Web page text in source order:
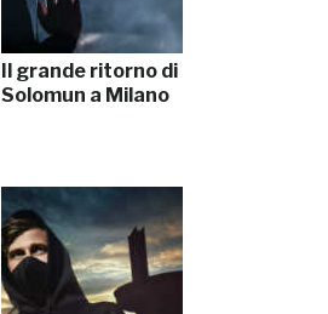
Il grande ritorno di
Solomun a Milano